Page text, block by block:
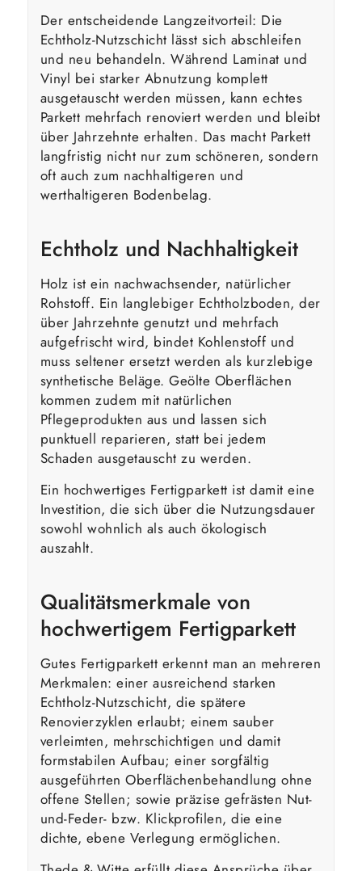
Der entscheidende Langzeitvorteil: Die
Echtholz-Nutzschicht lässt sich abschleifen
und neu behandeln. Während Laminat und
Vinyl bei starker Abnutzung komplett
ausgetauscht werden müssen, kann echtes
Parkett mehrfach renoviert werden und bleibt
über Jahrzehnte erhalten. Das macht Parkett
langfristig nicht nur zum schöneren, sondern
oft auch zum nachhaltigeren und
werthaltigeren Bodenbelag.
Echtholz und Nachhaltigkeit
Holz ist ein nachwachsender, natürlicher
Rohstoff. Ein langlebiger Echtholzboden, der
über Jahrzehnte genutzt und mehrfach
aufgefrischt wird, bindet Kohlenstoff und
muss seltener ersetzt werden als kurzlebige
synthetische Beläge. Geölte Oberflächen
kommen zudem mit natürlichen
Pflegeprodukten aus und lassen sich
punktuell reparieren, statt bei jedem
Schaden ausgetauscht zu werden.
Ein hochwertiges Fertigparkett ist damit eine
Investition, die sich über die Nutzungsdauer
sowohl wohnlich als auch ökologisch
auszahlt.
Qualitätsmerkmale von
hochwertigem Fertigparkett
Gutes Fertigparkett erkennt man an mehreren
Merkmalen: einer ausreichend starken
Echtholz-Nutzschicht, die spätere
Renovierzyklen erlaubt; einem sauber
verleimten, mehrschichtigen und damit
formstabilen Aufbau; einer sorgfältig
ausgeführten Oberflächenbehandlung ohne
offene Stellen; sowie präzise gefrästen Nut-
und-Feder- bzw. Klickprofilen, die eine
dichte, ebene Verlegung ermöglichen.